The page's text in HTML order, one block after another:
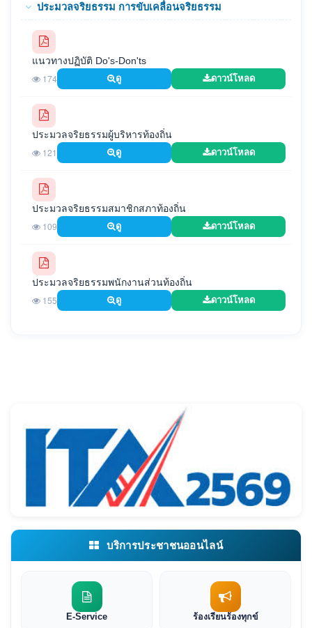
ประมวลจริยธรรม การขับเคลื่อนจริยธรรม
แนวทางปฏิบัติ Do's-Don'ts
174 ดู ดาวน์โหลด
ประมวลจริยธรรมผู้บริหารท้องถิ่น
121 ดู ดาวน์โหลด
ประมวลจริยธรรมสมาชิกสภาท้องถิ่น
109 ดู ดาวน์โหลด
ประมวลจริยธรรมพนักงานส่วนท้องถิ่น
155 ดู ดาวน์โหลด
บริการประชาชนออนไลน์
E-Service ร้องเรียนร้องทุกข์